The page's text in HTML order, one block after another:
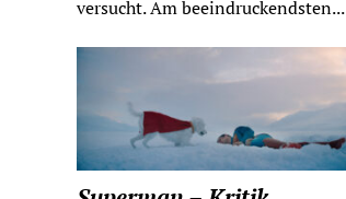
versucht. Am beeindruckendsten...